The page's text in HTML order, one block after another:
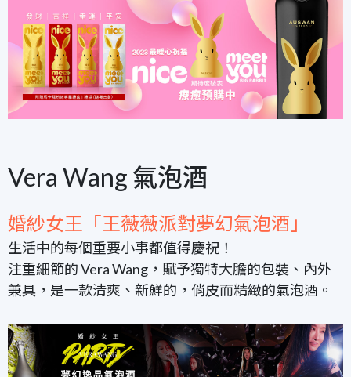
Vera Wang 氣泡酒
婚紗女王「王薇薇派對夢幻氣泡酒」
生活中的每個重要小事都值得慶祝！
注重細節的 Vera Wang，賦予獨特大膽的包裝、內外
兼具，是一款清爽、新鮮的，俏皮而精緻的氣泡酒。